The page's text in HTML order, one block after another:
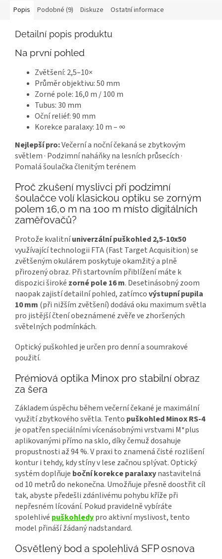
Popis Podobné (9) Diskuze Ostatní informace
Detailní popis produktu
Na první pohled
Zvětšení: 2,5–10×
Průměr objektivu: 50 mm
Zorné pole: 16,0 m / 100 m
Tubus: 30 mm
Oční reliéf: 90 mm
Korekce paralaxy: 10 m – ∞
Nejlepší pro:Večerní a noční čekaná se zbytkovým
světlem · Podzimní naháňky na lesních průsecích ·
Pomalá šoulačka členitým terénem
Proč zkušení myslivci při podzimní
šoulačce volí klasickou optiku se zorným
polem 16,0 m na 100 m místo digitálních
zaměřovačů?
Protože kvalitníuniverzální puškohled 2,5-10x50
využívající technologii FTA (Fast Target Acquisition) se
zvětšeným okulárem poskytuje okamžitý a plně
přirozený obraz. Při startovním přiblížení máte k
dispozici široké zorné pole 16 m. Desetinásobný zoom
naopak zajistí detailní pohled, zatímcovýstupní pupila
10 mm (při nižším zvětšení) dodává oku maximum světla
pro jistější čtení obeznámené zvěře ve zhoršených
světelných podmínkách.
Optický puškohled je určen pro denní a soumrakové
použití.
Prémiová optika Minox pro stabilní obraz
za šera
Základem úspěchu během večerní čekané je maximální
využití zbytkového světla. Tento puškohled Minox RS-4
je opatřen speciálními vícenásobnými vrstvami M*plus
aplikovanými přímo na sklo, díky čemuž dosahuje
propustnosti až 94 %. V praxi to znamená čisté rozlišení
kontur i tehdy, kdy stíny v lese začnou splývat. Optický
systém doplňuje boční korekce paralaxynastavitelná
od 10 metrů do nekonečna. Umožňuje přesně doostřit cíl
tak, abyste předešli zdánlivému pohybu kříže při
nepřesném lícování. Pokud pravidelně vybíráte
spolehlivé puškohledypro aktivní myslivost, tento
model přináší žádaný nadstandard.
Osvětlený bod a spolehlivá SFP osnova